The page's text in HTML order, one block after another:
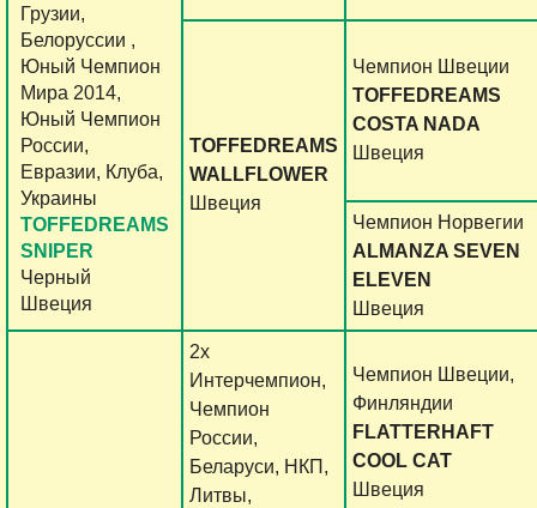
Грузии,
Белоруссии ,
Юный Чемпион
Мира 2014,
Юный Чемпион
России,
Евразии, Клуба,
Украины
TOFFEDREAMS
SNIPER
Черный
Швеция
TOFFEDREAMS
WALLFLOWER
Швеция
Чемпион Швеции
TOFFEDREAMS
COSTA NADA
Швеция
Чемпион Норвегии
ALMANZA SEVEN
ELEVEN
Швеция
2х
Интерчемпион,
Чемпион
России,
Беларуси, НКП,
Литвы,
Чемпион Швеции,
Финляндии
FLATTERHAFT
COOL CAT
Швеция